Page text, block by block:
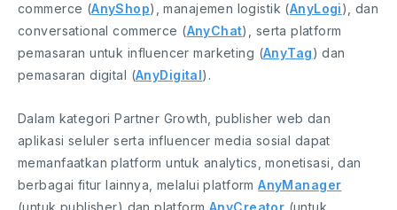
commerce (AnyShop), manajemen logistik (AnyLogi), dan
conversational commerce (AnyChat), serta platform
pemasaran untuk influencer marketing (AnyTag) dan
pemasaran digital (AnyDigital).
Dalam kategori Partner Growth, publisher web dan
aplikasi seluler serta influencer media sosial dapat
memanfaatkan platform untuk analytics, monetisasi, dan
berbagai fitur lainnya, melalui platformAnyManager